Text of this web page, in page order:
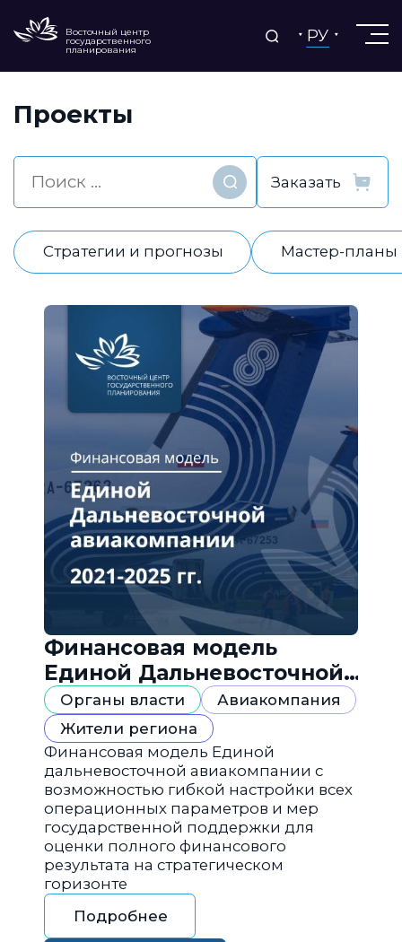
Восточный центр
государственного
планирования
РУ
Проекты
Найти
Стратегии и прогнозы Мастер-планы
Финансовая модель
Единой Дальневосточной
авиакомпании
Органы власти
Авиакомпания
Жители региона
Финансовая модель Единой
дальневосточной авиакомпании с
возможностью гибкой настройки всех
операционных параметров и мер
государственной поддержки для
оценки полного финансового
результата на стратегическом
горизонте
Подробнее